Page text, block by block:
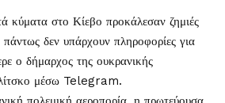
κύματα στο Κίεβο προκάλεσαν ζημιές
δεν υπάρχουν πληροφορίες για
ο δήμαρχος της ουκρανικής
μέσω Telegram.